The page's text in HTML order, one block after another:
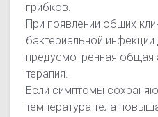
грибков.
При появлении общих
бактериальной
предусмотренная общая
терапия.
Если симптомы
температура тела